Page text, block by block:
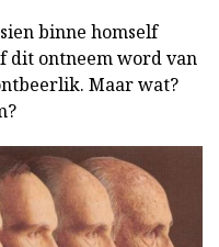
binne homself
dit ontneem word van
Maar wat?